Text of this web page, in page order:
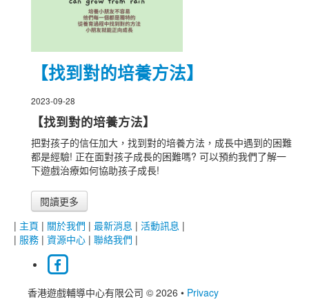
【找到對的培養方法】
2023-09-28
【找到對的培養方法】
把對孩子的信任加大，找到對的培養方法，成長中遇到的困難
都是經驗! 正在面對孩子成長的困難嗎? 可以預約我們了解一
下遊戲治療如何協助孩子成長!
閱讀更多
| 主頁 | 關於我們 | 最新消息 | 活動訊息 |
| 服務 | 資源中心 | 聯絡我們 |
香港遊戲輔導中心有限公司 © 2026 • Privacy